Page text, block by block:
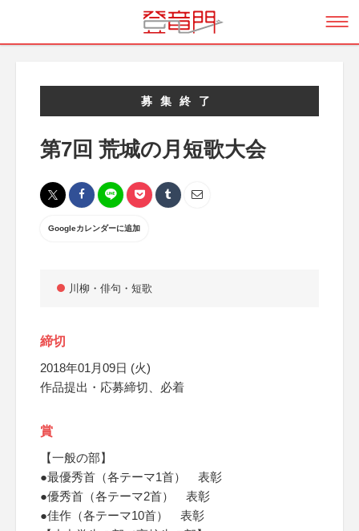
募集終了
第7回 荒城の月短歌大会
Googleカレンダーに追加
川柳・俳句・短歌
締切
2018年01月09日 (火)
作品提出・応募締切、必着
賞
【一般の部】
●最優秀首（各テーマ1首） 表彰
●優秀首（各テーマ2首） 表彰
●佳作（各テーマ10首） 表彰